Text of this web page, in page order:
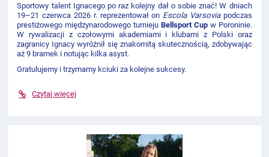
Sportowy talent Ignacego po raz kolejny dał o sobie znać! W dniach
19–21 czerwca 2026 r. reprezentował on Escola Varsoviapodczas
prestiżowego międzynarodowego turnieju Bellsport Cupw Poroninie.
W rywalizacji z czołowymi akademiami i klubami z Polski oraz
zagranicy Ignacy wyróżnił się znakomitą skutecznością, zdobywając
aż 9 bramek i notując kilka asyst.
Gratulujemy i trzymamy kciuki za kolejne sukcesy.
Czytaj więcej